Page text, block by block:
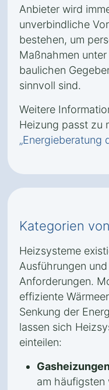
Anbieter wird
unverbindliche
bestehen, um
Maßnahmen
baulichen
sinnvoll sind.
Weitere
Heizung passt zu
„Energieberatung
Kategorien
Heizsysteme
Ausführungen
Anforderungen.
effiziente
Senkung der
lassen sich
einteilen:
am häufigsten